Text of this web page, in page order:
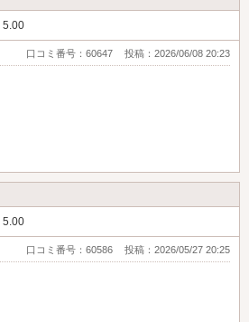
5つ星のうち5
5.00
口コミ番号：60647 投稿：2026/06/08 20:23
5つ星のうち5
5.00
口コミ番号：60586 投稿：2026/05/27 20:25